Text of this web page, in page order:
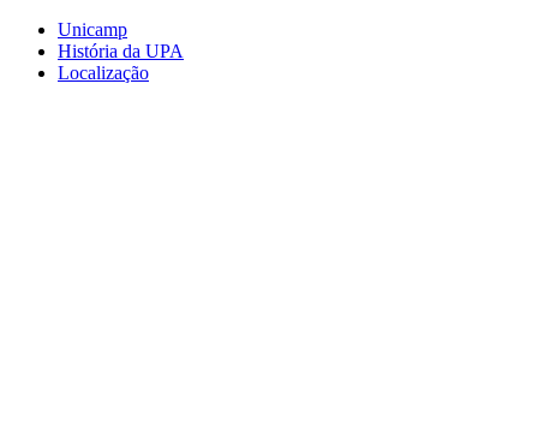
Conteúdo principal
Unicamp
História da UPA
Localização